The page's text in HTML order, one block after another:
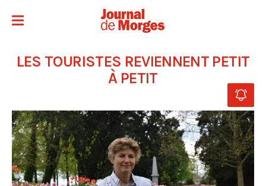
LES TOURISTES REVIENNENT PETIT
À PETIT